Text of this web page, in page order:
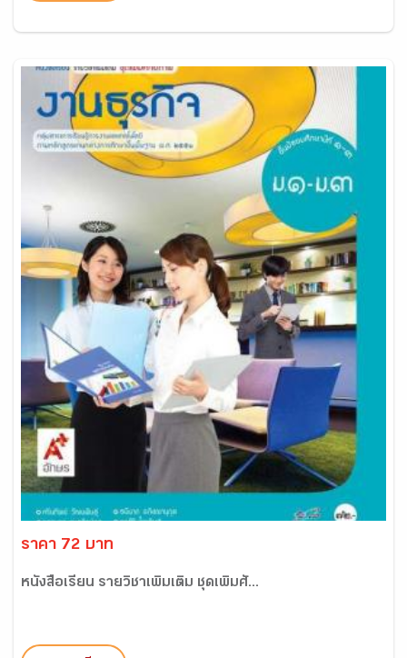
ราคา 72 บาท
หนังสือเรียน รายวิชาเพิ่มเติม ชุดเพิ่มศั...